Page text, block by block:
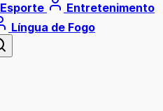
Esporte
Entretenimento
Língua de Fogo